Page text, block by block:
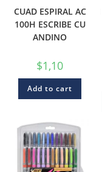
CUAD ESPIRAL AC
100H ESCRIBE CU
ANDINO
$1,10
Add to cart